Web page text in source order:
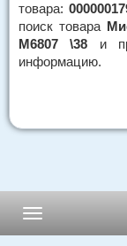
товара:
поиск товара
М6807 \38 и
информацию.
Навигация